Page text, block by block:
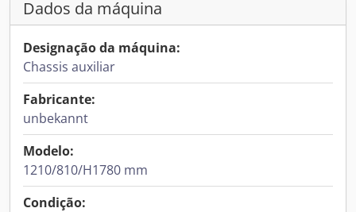
Dados da máquina
Designação da máquina:
Chassis auxiliar
Fabricante:
unbekannt
Modelo:
1210/810/H1780 mm
Condição: